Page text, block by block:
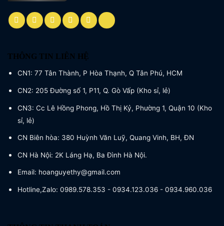
THÔNG TIN LIÊN HỆ
CN1: 77 Tân Thành, P Hòa Thạnh, Q Tân Phú, HCM
CN2: 205 Đường số 1, P11, Q. Gò Vấp (Kho sỉ, lẻ)
CN3: Cc Lê Hồng Phong, Hồ Thị Kỷ, Phường 1, Quận 10 (Kho
sỉ, lẻ)
CN Biên hòa: 380 Huỳnh Văn Luỹ, Quang Vinh, BH, ĐN
CN Hà Nội: 2K Láng Hạ, Ba Đình Hà Nội.
Email: hoanguyethy@gmail.com
Hotline,Zalo: 0989.578.353 - 0934.123.036 - 0934.960.036